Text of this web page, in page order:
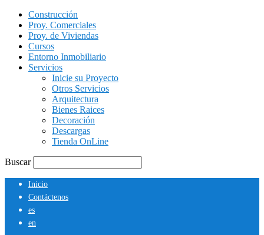
Construcción
Proy. Comerciales
Proy. de Viviendas
Cursos
Entorno Inmobiliario
Servicios
Inicie su Proyecto
Otros Servicios
Arquitectura
Bienes Raices
Decoración
Descargas
Tienda OnLine
Buscar
Inicio
Contáctenos
es
en